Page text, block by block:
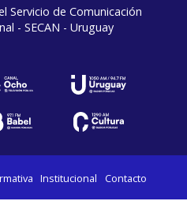
Servicio de Comunicación
- SECAN - Uruguay
Institucional Contacto